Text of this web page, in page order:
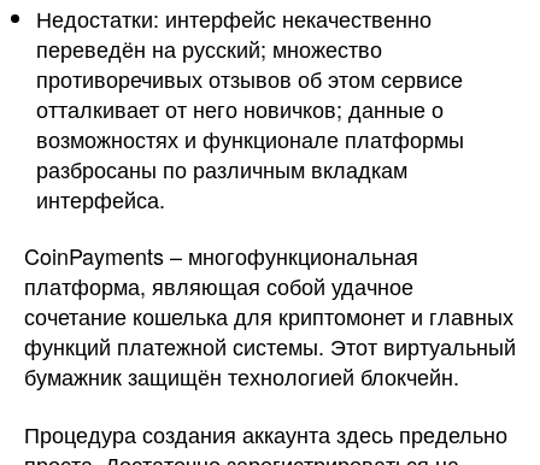
Недостатки: интерфейс некачественно
переведён на русский; множество
противоречивых отзывов об этом сервисе
отталкивает от него новичков; данные о
возможностях и функционале платформы
разбросаны по различным вкладкам
интерфейса.
CoinPayments – многофункциональная
платформа, являющая собой удачное
сочетание кошелька для криптомонет и главных
функций платежной системы. Этот виртуальный
бумажник защищён технологией блокчейн.
Процедура создания аккаунта здесь предельно